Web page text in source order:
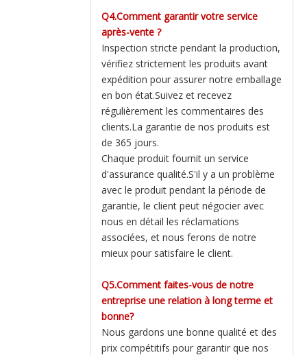
Q4.Comment garantir votre service
après-vente ?
Inspection stricte pendant la production,
vérifiez strictement les produits avant
expédition pour assurer notre emballage
en bon état.Suivez et recevez
régulièrement les commentaires des
clients.La garantie de nos produits est
de 365 jours.
Chaque produit fournit un service
d'assurance qualité.S'il y a un problème
avec le produit pendant la période de
garantie, le client peut négocier avec
nous en détail les réclamations
associées, et nous ferons de notre
mieux pour satisfaire le client.
Q5.Comment faites-vous de notre
entreprise une relation à long terme et
bonne?
Nous gardons une bonne qualité et des
prix compétitifs pour garantir que nos